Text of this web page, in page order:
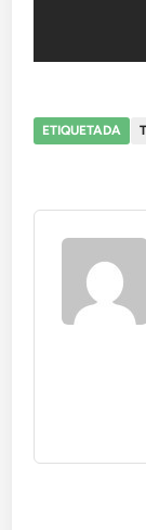
ETIQUETADA